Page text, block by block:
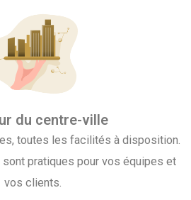
du centre-ville
toutes les facilités à disposition.
sont pratiques pour vos équipes et
vos clients.